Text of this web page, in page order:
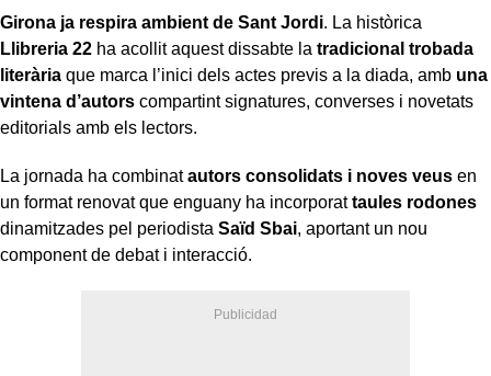
Girona ja respira ambient de Sant Jordi. La històrica
Llibreria 22 ha acollit aquest dissabte la tradicional trobada
literària que marca l’inici dels actes previs a la diada, amb una
vintena d’autors compartint signatures, converses i novetats
editorials amb els lectors.
La jornada ha combinatautors consolidats i noves veus en
un format renovat que enguany ha incorporattaules rodones
dinamitzades pel periodista Saïd Sbai, aportant un nou
component de debat i interacció.